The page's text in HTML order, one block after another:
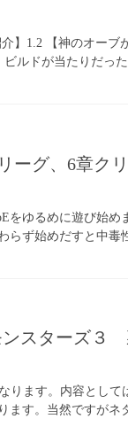
】1.2 【神のオーブ
ルドが当たりだっ
ーグ、6章ク
をゆるめに遊び始
らず始めだすと中毒
ンスターズ３
ります。内容として
ます。当然ですがネ